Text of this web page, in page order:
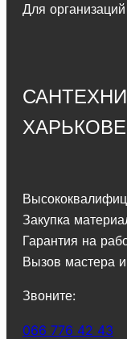
Для организаций
ХАРЬКОВЕ
Закупка
Гарантия на
Вызов мастера и
Звоните:
066 776 42 43